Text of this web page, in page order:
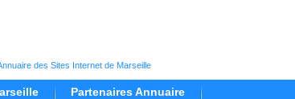
des Sites Internet de Marseille
Partenaires Annuaire